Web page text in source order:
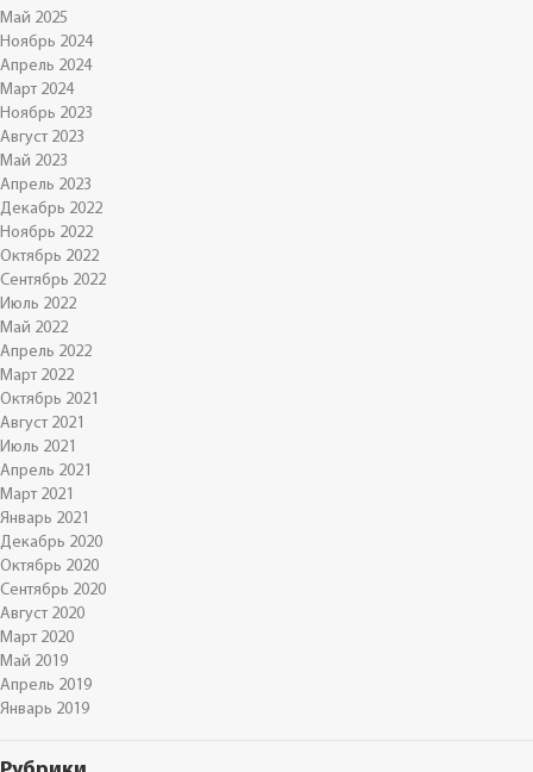
Май 2025
Ноябрь 2024
Апрель 2024
Март 2024
Ноябрь 2023
Август 2023
Май 2023
Апрель 2023
Декабрь 2022
Ноябрь 2022
Октябрь 2022
Сентябрь 2022
Июль 2022
Май 2022
Апрель 2022
Март 2022
Октябрь 2021
Август 2021
Июль 2021
Апрель 2021
Март 2021
Январь 2021
Декабрь 2020
Октябрь 2020
Сентябрь 2020
Август 2020
Март 2020
Май 2019
Апрель 2019
Январь 2019